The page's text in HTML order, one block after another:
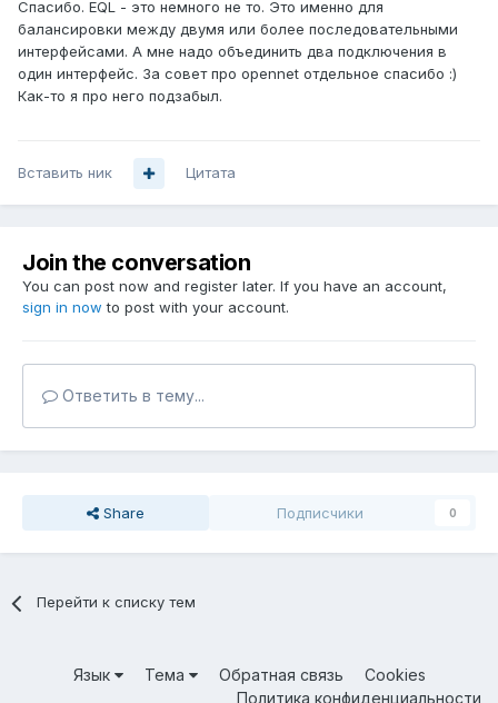
Спасибо. EQL - это немного не то. Это именно для
балансировки между двумя или более последовательными
интерфейсами. А мне надо объединить два подключения в
один интерфейс. За совет про opennet отдельное спасибо :)
Как-то я про него подзабыл.
Вставить ник Цитата
Join the conversation
You can post now and register later. If you have an account,
sign in now to post with your account.
Ответить в тему...
Share Подписчики 0
Перейти к списку тем
Язык Тема Обратная связь
Cookies
Политика конфиденциальности